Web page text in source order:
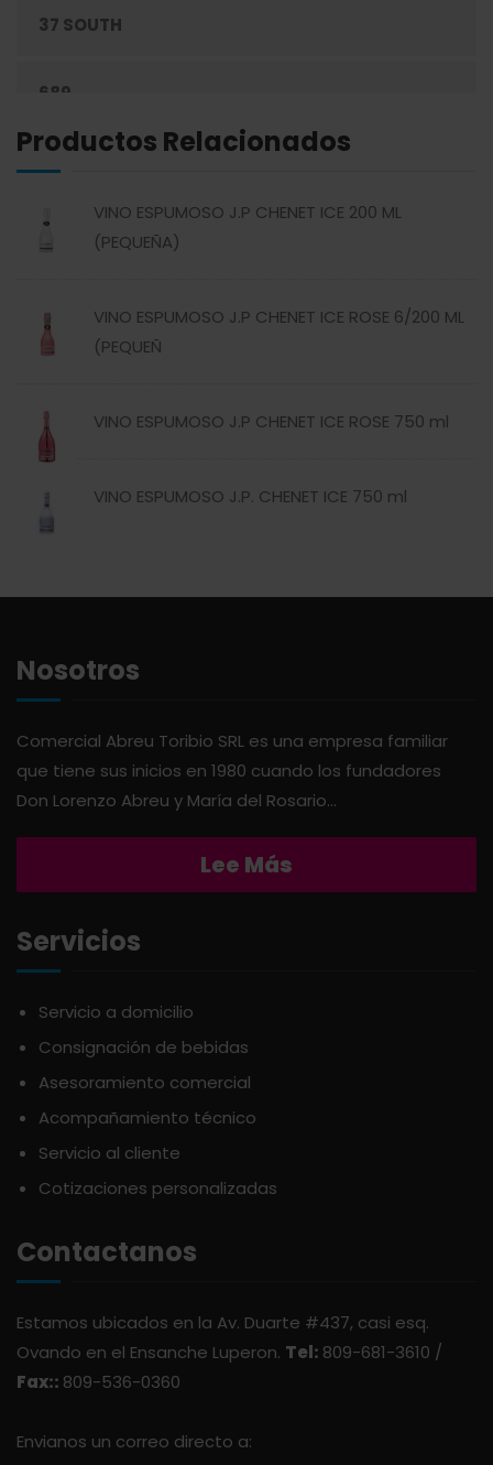
ENLATADOS
ESPECIAS
HARINAS
LAVANDERÍA
LIMPIEZA DEL HOGAR
PANADERÍA
PASTAS
PICADERAS
SNACKS
ÚTILES ESCOLARES
37 SOUTH
689
ABSOLUT
AMBAR
AMERICANA
APOTHIC
AQUA
ARDUINI
ATLANTICO
AVALON
AVERNA
AZUKITA
BACARDI
BAILEY
BALDOM
Productos Relacionados
VINO ESPUMOSO J.P CHENET ICE 200 ML
(PEQUEÑA)
VINO ESPUMOSO J.P CHENET ICE ROSE 6/200 ML
(PEQUEÑ
VINO ESPUMOSO J.P CHENET ICE ROSE 750 ml
VINO ESPUMOSO J.P. CHENET ICE 750 ml
Nosotros
Comercial Abreu Toribio SRL es una empresa familiar
que tiene sus inicios en 1980 cuando los fundadores
Don Lorenzo Abreu y María del Rosario...
Lee Más
Servicios
Servicio a domicilio
Consignación de bebidas
Asesoramiento comercial
Acompañamiento técnico
Servicio al cliente
Cotizaciones personalizadas
Contactanos
Estamos ubicados en la Av. Duarte #437, casi esq.
Ovando en el Ensanche Luperon. Tel: 809-681-3610 /
Fax:: 809-536-0360
Envianos un correo directo a: